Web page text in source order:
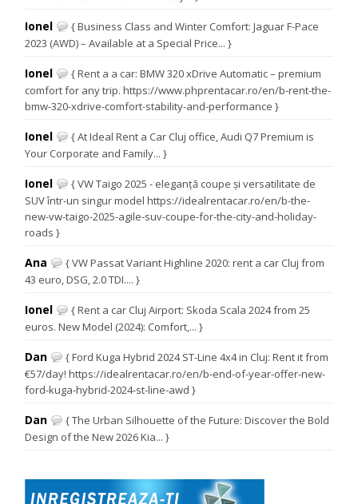
Ionel
{ Business Class and Winter Comfort: Jaguar F-Pace
2023 (AWD) – Available at a Special Price... }
Ionel
{ Rent a a car: BMW 320 xDrive Automatic – premium
comfort for any trip. https://www.phprentacar.ro/en/b-rent-the-
bmw-320-xdrive-comfort-stability-and-performance }
Ionel
{ At Ideal Rent a Car Cluj office, Audi Q7 Premium is
Your Corporate and Family... }
Ionel
{ VW Taigo 2025 - eleganță coupe și versatilitate de
SUV într-un singur model https://idealrentacar.ro/en/b-the-
new-vw-taigo-2025-agile-suv-coupe-for-the-city-and-holiday-
roads }
Ana
{ VW Passat Variant Highline 2020: rent a car Cluj from
43 euro, DSG, 2.0 TDI.... }
Ionel
{ Rent a car Cluj Airport: Skoda Scala 2024 from 25
euros. New Model (2024): Comfort,... }
Dan
{ Ford Kuga Hybrid 2024 ST-Line 4x4 in Cluj: Rent it from
€57/day! https://idealrentacar.ro/en/b-end-of-year-offer-new-
ford-kuga-hybrid-2024-st-line-awd }
Dan
{ The Urban Silhouette of the Future: Discover the Bold
Design of the New 2026 Kia... }